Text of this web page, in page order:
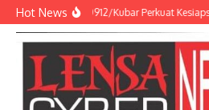
Lewati ke konten
Hot NewsKodim 0912/Kubar Perkuat